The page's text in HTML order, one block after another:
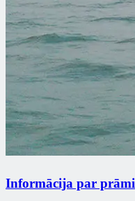
Informācija par prāmi